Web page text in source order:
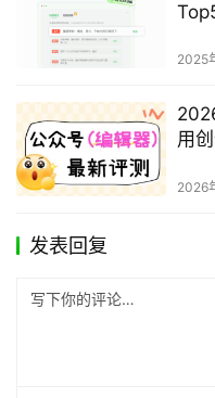
2025
用
2026
发表回复